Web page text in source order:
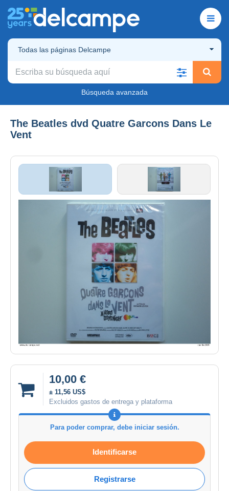
Todas las páginas Delcampe
Búsqueda avanzada
The Beatles dvd Quatre Garcons Dans Le
Vent
10,00 €
± 11,56 US$
Excluidos gastos de entrega y plataforma
Para poder comprar, debe iniciar sesión.
Identificarse
Registrarse